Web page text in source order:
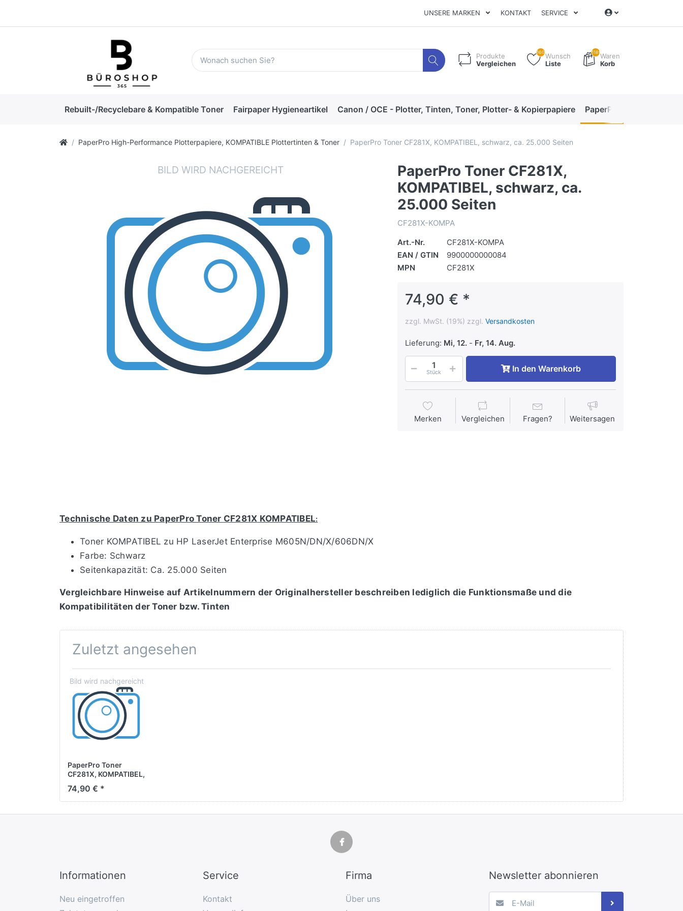
UNSERE MARKEN KONTAKT SERVICE
Produkte
Vergleichen
160Wunsch
Liste
1189Waren
Korb
Rebuilt-/Recyclebare & Kompatible Toner Fairpaper Hygieneartikel Canon / OCE - Plotter, Tinten, Toner, Plotter- & Kopierpapiere PaperPro High-
PaperPro High-Performance Plotterpapiere, KOMPATIBLE Plottertinten & Toner PaperPro Toner CF281X, KOMPATIBEL, schwarz, ca. 25.000 Seiten
PaperPro Toner CF281X,
KOMPATIBEL, schwarz, ca.
25.000 Seiten
CF281X-KOMPA
Art.-Nr.
CF281X-KOMPA
EAN / GTIN
9900000000084
MPN
CF281X
74,90 € *
zzgl. MwSt. (19%) zzgl. Versandkosten
Lieferung: Mi, 12.- Fr, 14. Aug.
Stück In den Warenkorb
Merken Vergleichen Fragen? Weitersagen
Technische Daten zu PaperPro Toner CF281X KOMPATIBEL:
Toner KOMPATIBEL zu HP LaserJet Enterprise M605N/DN/X/606DN/X
Farbe: Schwarz
Seitenkapazität: Ca. 25.000 Seiten
Vergleichbare Hinweise auf Artikelnummern der Originalhersteller beschreiben lediglich die Funktionsmaße und die
Kompatibilitäten der Toner bzw. Tinten
Zuletzt angesehen
PaperPro Toner
CF281X, KOMPATIBEL,
Seiten
74,90 € *
Informationen
Neu eingetroffen
Service
Kontakt
Firma
Über uns
Newsletter abonnieren